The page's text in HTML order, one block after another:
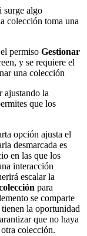
surge algo
colección toma una
permiso Gestionar
y se requiere el
una colección
ajustando la
que los
opción ajusta el
desmarcada es
en las que los
interacción
escalar la
para
se comparte
la oportunidad
que no haya
colección.